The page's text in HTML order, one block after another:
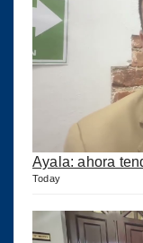
Today